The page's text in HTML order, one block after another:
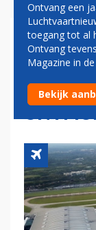
MEER
Ontvang een
toegang tot al
Ontvang
Magazine in
Bekijk